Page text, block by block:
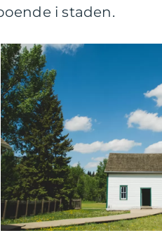
i staden.